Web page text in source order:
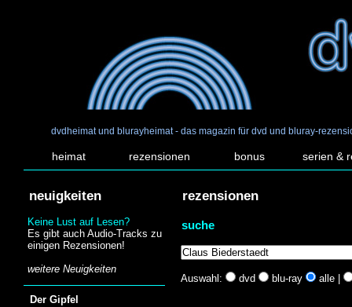
dvdheimat und blurayheimat - das magazin für dvd und bluray-
heimat rezensionen bonus serien &
neuigkeiten
Keine Lust auf Lesen?
Es gibt auch Audio-Tracks zu
einigen Rezensionen!
weitere Neuigkeiten
Der Gipfel
rezensionen
suche
Auswahl: dvd blu-ray alle |